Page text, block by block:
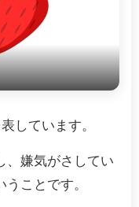
しています。
、嫌気がさしてい
ことです。